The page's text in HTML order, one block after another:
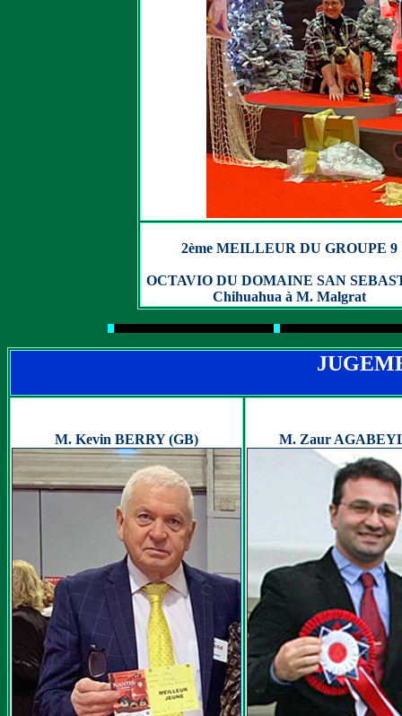
2ème MEILLEUR DU GROUPE 9
OCTAVIO DU DOMAINE SAN
Chihuahua à M. Malgrat
M. Kevin BERRY (GB) M. Zaur